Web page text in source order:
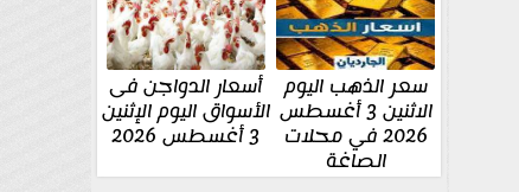
سعر الذهب اليوم
الاثنين 3 أغسطس
2026 في محلات
الصاغة
أسعار الدواجن فى
الأسواق اليوم الإثنين
3 أغسطس 2026